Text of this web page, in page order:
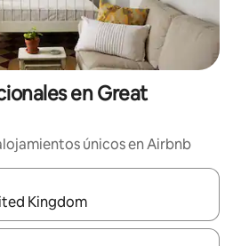
en Great
únicos en Airbnb
estén disponibles, navega con las